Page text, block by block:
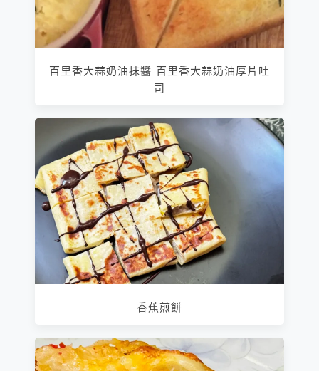
百里香大蒜奶油抹醬 百里香大蒜奶油厚片吐
司
香蕉煎餅